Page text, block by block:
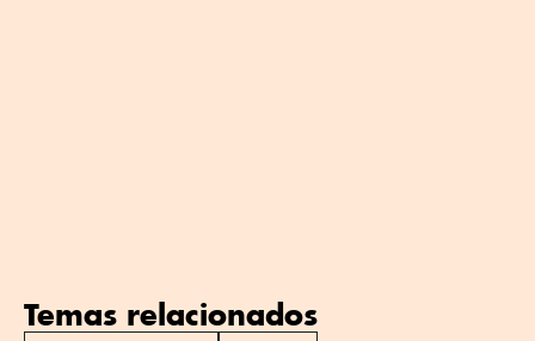
Temas relacionados